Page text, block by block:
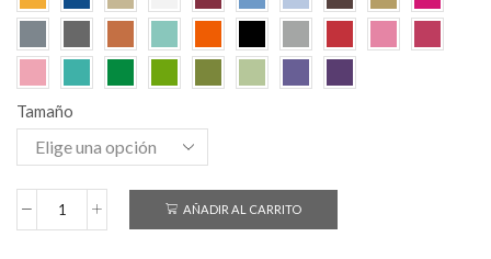
Tamaño
AÑADIR AL CARRITO